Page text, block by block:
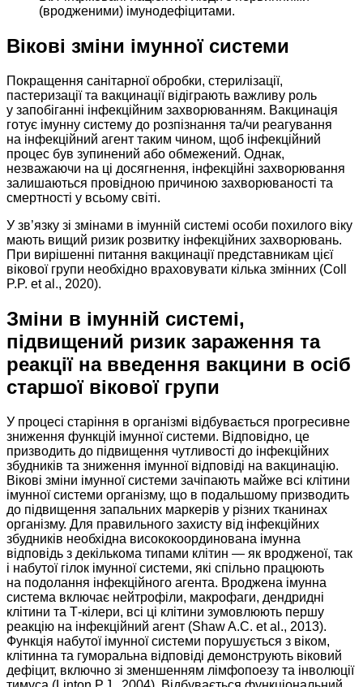
(вродженими) імунодефіцитами.
Вікові зміни імунної системи
Покращення санітарної обробки, стерилізації,
пастеризації та вакцинації відіграють важливу роль
у запобіганні інфекційним захворюванням. Вакцинація
готує імунну систему до розпізнання та/чи реагування
на інфекційний агент таким чином, щоб інфекційний
процес був зупинений або обмежений. Однак,
незважаючи на ці досягнення, інфекційні захворювання
залишаються провідною причиною захворюваності та
смертності у всьому світі.
У зв’язку зі змінами в імунній системі особи похилого віку
мають вищий ризик розвитку інфекційних захворювань.
При вирішенні питання вакцинації представникам цієї
вікової групи необхідно враховувати кілька змінних (Coll
P.P. et al., 2020).
Зміни в імунній системі,
підвищений ризик зараження та
реакції на введення вакцини в осіб
старшої вікової групи
У процесі старіння в організмі відбувається прогресивне
зниження функцій імунної системи. Відповідно, це
призводить до підвищення чутливості до інфекційних
збудників та зниження імунної відповіді на вакцинацію.
Вікові зміни імунної системи зачіпають майже всі клітини
імунної системи організму, що в подальшому призводить
до підвищення запальних маркерів у різних тканинах
організму. Для правильного захисту від інфекційних
збудників необхідна висококоординована імунна
відповідь з декількома типами клітин — як вродженої, так
і набутої гілок імунної системи, які спільно працюють
на подолання інфекційного агента. Вроджена імунна
система включає нейтрофіли, макрофаги, дендридні
клітини та Т-кілери, всі ці клітини зумовлюють першу
реакцію на інфекційний агент (Shaw A.C. et al., 2013).
Функція набутої імунної системи порушується з віком,
клітинна та гуморальна відповіді демонструють віковий
дефіцит, включно зі зменшенням лімфопоезу та інволюції